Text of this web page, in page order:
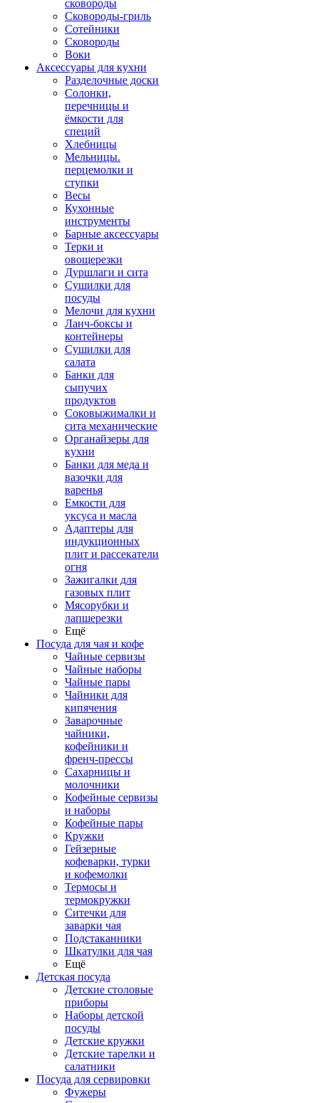
сковороды
Сковороды-гриль
Сотейники
Сковороды
Воки
Аксессуары для кухни
Разделочные доски
Солонки,
перечницы и
ёмкости для
специй
Хлебницы
Мельницы.
перцемолки и
ступки
Весы
Кухонные
инструменты
Барные аксессуары
Терки и
овощерезки
Дуршлаги и сита
Сушилки для
посуды
Мелочи для кухни
Ланч-боксы и
контейнеры
Сушилки для
салата
Банки для
сыпучих
продуктов
Соковыжималки и
сита механические
Органайзеры для
кухни
Банки для меда и
вазочки для
варенья
Емкости для
уксуса и масла
Адаптеры для
индукционных
плит и рассекатели
огня
Зажигалки для
газовых плит
Мясорубки и
лапшерезки
Ещё
Посуда для чая и кофе
Чайные сервизы
Чайные наборы
Чайные пары
Чайники для
кипячения
Заварочные
чайники,
кофейники и
френч-прессы
Сахарницы и
молочники
Кофейные сервизы
и наборы
Кофейные пары
Кружки
Гейзерные
кофеварки, турки
и кофемолки
Термосы и
термокружки
Ситечки для
заварки чая
Подстаканники
Шкатулки для чая
Ещё
Детская посуда
Детские столовые
приборы
Наборы детской
посуды
Детские кружки
Детские тарелки и
салатники
Посуда для сервировки
Фужеры